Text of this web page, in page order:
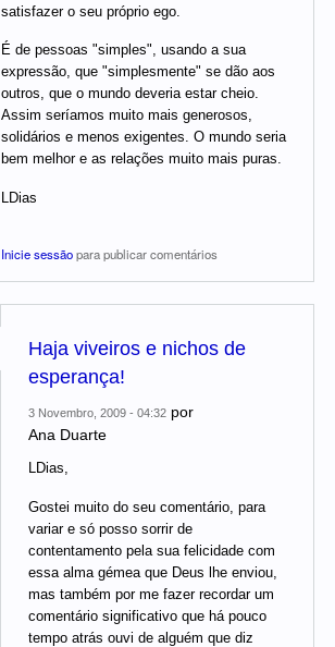
satisfazer o seu próprio ego.
É de pessoas "simples", usando a sua
expressão, que "simplesmente" se dão aos
outros, que o mundo deveria estar cheio.
Assim seríamos muito mais generosos,
solidários e menos exigentes. O mundo seria
bem melhor e as relações muito mais puras.
LDias
Inicie sessãopara publicar comentários
Haja viveiros e nichos de
esperança!
3 Novembro, 2009 - 04:32 por
Ana Duarte
LDias,
Gostei muito do seu comentário, para
variar e só posso sorrir de
contentamento pela sua felicidade com
essa alma gémea que Deus lhe enviou,
mas também por me fazer recordar um
comentário significativo que há pouco
tempo atrás ouvi de alguém que diz